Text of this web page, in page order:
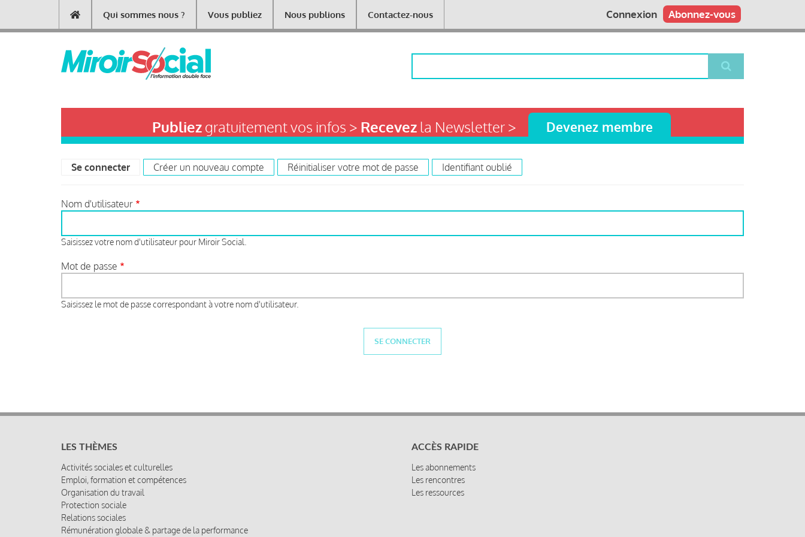
contenu
Main
navigation
Qui sommes nous ? Vous publiez Nous publions Contactez-nous Abonnez-vous
Connexion
Publiezgratuitement vos infos > Recevezla Newsletter > Devenez membre
tabs
Se connecter (onglet actif)
Créer un nouveau compte Réinitialiser votre mot de passe Identifiant oublié
Nom d'utilisateur
Saisissez votre nom d'utilisateur pour Miroir Social.
Mot de passe
Saisissez le mot de passe correspondant à votre nom d'utilisateur.
LES THÈMES
Activités sociales et culturelles
Emploi, formation et compétences
Organisation du travail
Protection sociale
Relations sociales
Rémunération globale & partage de la performance
ACCÈS RAPIDE
Les abonnements
Les rencontres
Les ressources